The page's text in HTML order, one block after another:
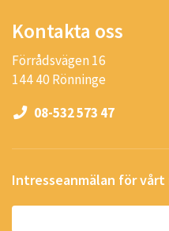
Kontakta oss
Förrådsvägen 16
144 40 Rönninge
08-532 573 47
Intresseanmälan för